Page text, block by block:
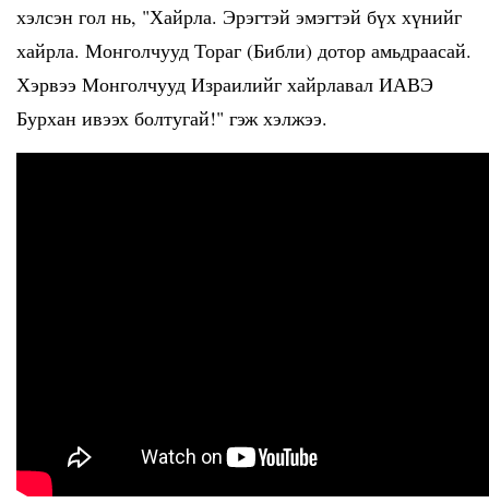
хэлсэн гол нь, "Хайрла. Эрэгтэй эмэгтэй бүх хүнийг
хайрла. Монголчууд Тораг (Библи) дотор амьдраасай.
Хэрвээ Монголчууд Израилийг хайрлавал ИАВЭ
Бурхан ивээх болтугай!" гэж хэлжээ.